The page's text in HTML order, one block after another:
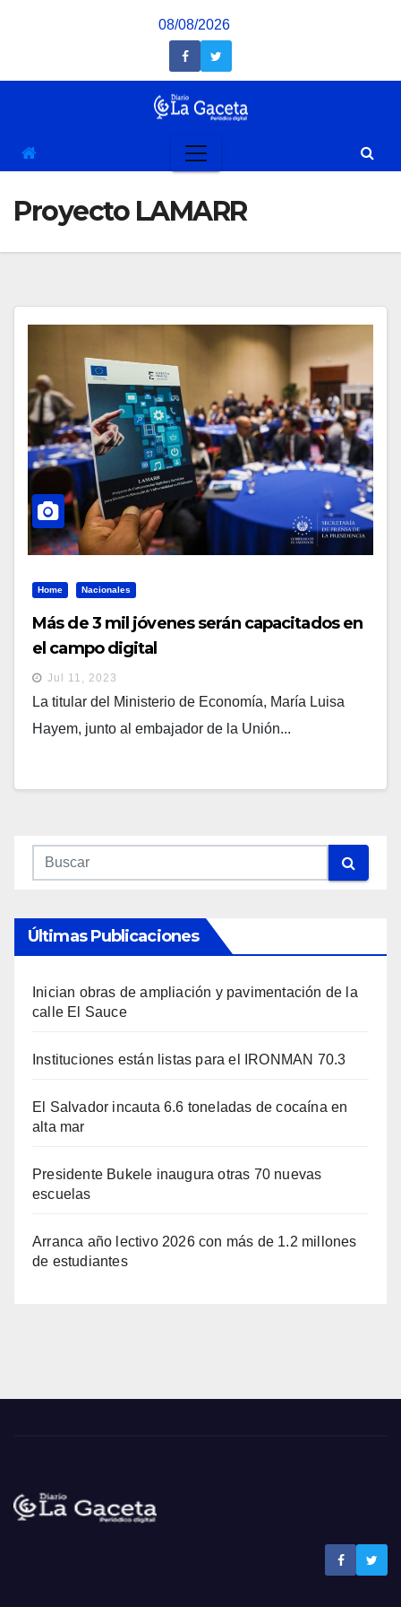
08/08/2026
Proyecto LAMARR
Home Nacionales
Más de 3 mil jóvenes serán capacitados en
el campo digital
Jul 11, 2023
La titular del Ministerio de Economía, María Luisa
Hayem, junto al embajador de la Unión...
Últimas Publicaciones
Inician obras de ampliación y pavimentación de la
calle El Sauce
Instituciones están listas para el IRONMAN 70.3
El Salvador incauta 6.6 toneladas de cocaína en
alta mar
Presidente Bukele inaugura otras 70 nuevas
escuelas
Arranca año lectivo 2026 con más de 1.2 millones
de estudiantes